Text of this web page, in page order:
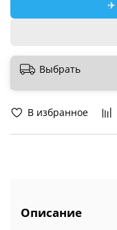
В избранное
✈️
Выбрать
Описание